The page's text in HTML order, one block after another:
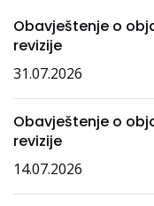
Obavještenje o
revizije
31.07.2026
Obavještenje o
revizije
14.07.2026